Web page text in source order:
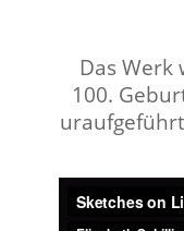
Das Werk
100.